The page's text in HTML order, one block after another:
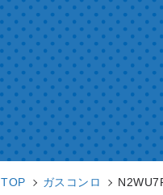
TOP ガスコンロ